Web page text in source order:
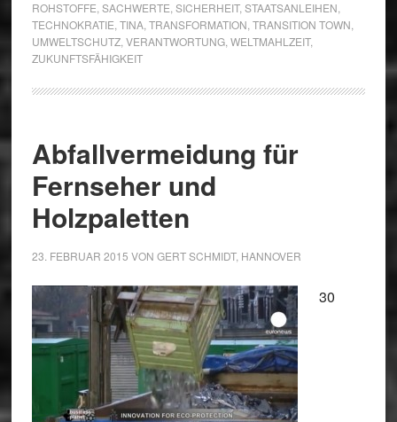
ROHSTOFFE SACHWERTE SICHERHEIT, STAATSANLEIHEN
TECHNOKRATIE TINA, TRANSFORMATION TRANSITION TOWN
UMWELTSCHUTZ, VERANTWORTUNG, WELTMAHLZEIT,
ZUKUNFTSFÄHIGKEIT
Abfallvermeidung für
Fernseher und
Holzpaletten
23. FEBRUAR 2015 VON GERT SCHMIDT, HANNOVER
30